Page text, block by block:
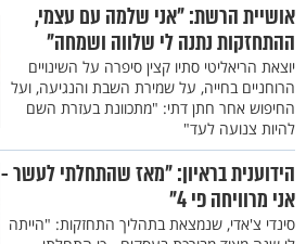
אושיית הרשת: "אני שלמה עם עצמי,
ההתחזקות נתנה לי שלווה ושמחה"
יוצאת הריאליטי סתיו קצין סיפרה על השינויים
הרוחניים בחייה, על שמירת השבת והנגיעה, ועל
החיפוש אחר חתן דתי: "מתכוונת בעזרת השם
להיות צנועה לעד"
הידוענית בראיון: "מאז שהתחלתי לעשר -
אני מרוויחה פי 4"
סינדי צ'אדי, שנמצאת בתהליך התחזקות: "הייתה